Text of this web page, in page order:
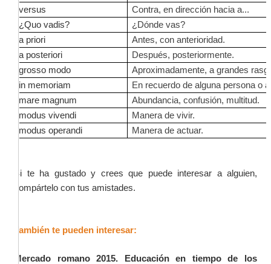
versus
Contra, en dirección hacia a...
¿Quo vadis?
¿Dónde vas?
a priori
Antes, con anterioridad.
a posteriori
Después, posteriormente.
grosso modo
Aproximadamente, a grandes
in memoriam
En recuerdo de alguna persona o
mare magnum
Abundancia, confusión, multitud.
modus vivendi
Manera de vivir.
modus operandi
Manera de actuar.
Si te ha gustado y crees que puede interesar a alguien,
compártelo con tus amistades.
También te pueden interesar:
Mercado romano 2015. Educación en tiempo de los